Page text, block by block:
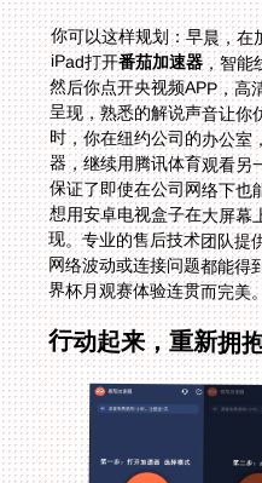
你可以这样规划：早晨，在
iPad打开番茄加速器，智能
然后你点开
呈现，熟悉
时，你在
器，继续用
保证了即使
想用安卓电
现。专业
网络波动或
界杯月观赛体验连贯而完美
行动起来，重新拥